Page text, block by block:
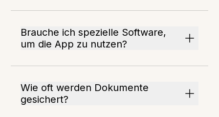
Brauche ich spezielle Software,
um die App zu nutzen?
Wie oft werden Dokumente
gesichert?